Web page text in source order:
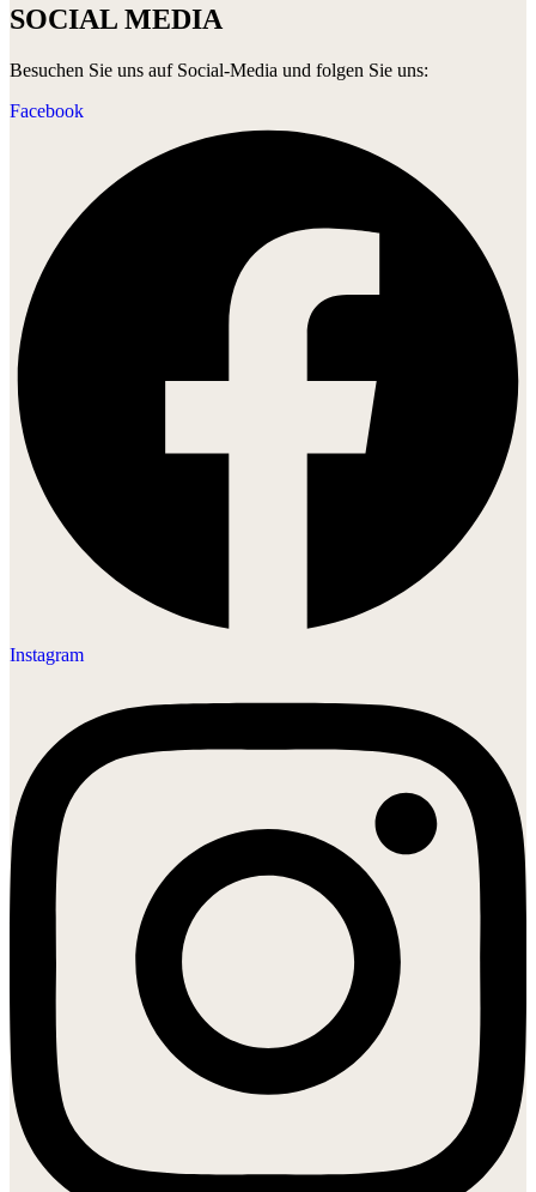
SOCIAL MEDIA
Besuchen Sie uns auf Social-Media und folgen Sie uns:
Facebook
Instagram